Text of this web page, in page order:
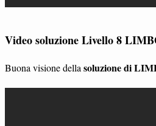
Video soluzione Livello 8
Buona visione della soluzione di